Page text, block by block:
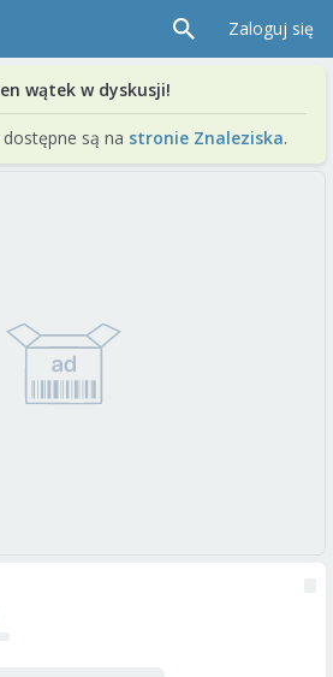
Zaloguj się
wątek w dyskusji!
są na stronie Znaleziska.